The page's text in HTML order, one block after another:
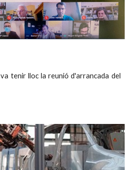
va tenir lloc la reunió d'arrancada del